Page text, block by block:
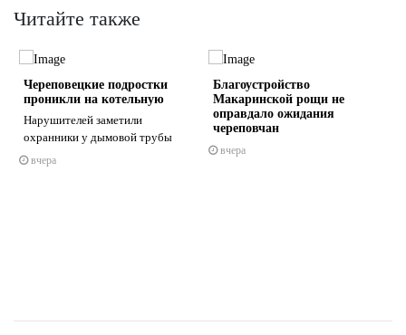
Читайте также
Череповецкие подростки
проникли на котельную
Нарушителей заметили
охранники у дымовой трубы
вчера
Благоустройство
Макаринской рощи не
оправдало ожидания
череповчан
вчера